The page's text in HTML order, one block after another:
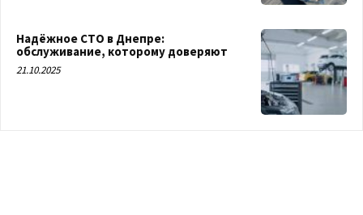
Надёжное СТО в Днепре:
обслуживание, которому доверяют
21.10.2025